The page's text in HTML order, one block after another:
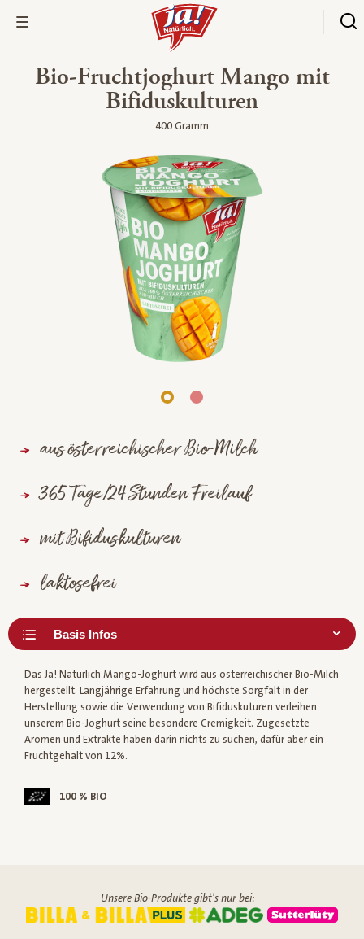
Bio-Fruchtjoghurt Mango mit
Bifiduskulturen
400 Gramm
aus österreichischer Bio-Milch
365 Tage/24 Stunden Freilauf
mit Bifiduskulturen
laktosefrei
Das Ja! Natürlich Mango-Joghurt wird aus österreichischer Bio-Milch
hergestellt. Langjährige Erfahrung und höchste Sorgfalt in der
Herstellung sowie die Verwendung von Bifiduskuturen verleihen
unserem Bio-Joghurt seine besondere Cremigkeit. Zugesetzte
Aromen und Extrakte haben darin nichts zu suchen, dafür aber ein
Fruchtgehalt von 12%.
100 % BIO
Unsere Bio-Produkte gibt's nur bei: